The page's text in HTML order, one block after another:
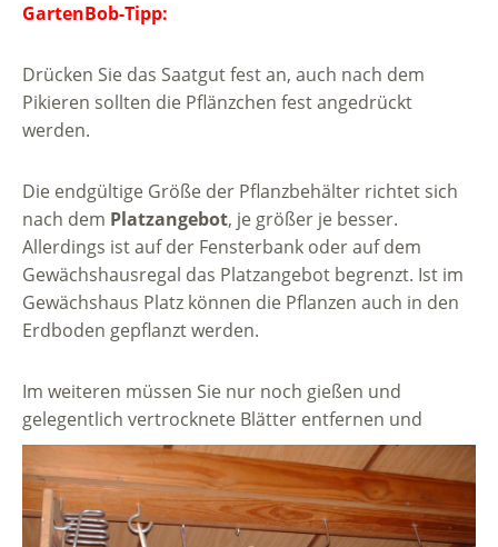
GartenBob-Tipp:
Drücken Sie das Saatgut fest an, auch nach dem
Pikieren sollten die Pflänzchen fest angedrückt
werden.
Die endgültige Größe der Pflanzbehälter richtet sich
nach dem Platzangebot, je größer je besser.
Allerdings ist auf der Fensterbank oder auf dem
Gewächshausregal das Platzangebot begrenzt. Ist im
Gewächshaus Platz können die Pflanzen auch in den
Erdboden gepflanzt werden.
Im weiteren müssen Sie nur noch gießen und
gelegentlich vertrocknete Blätter entfernen und